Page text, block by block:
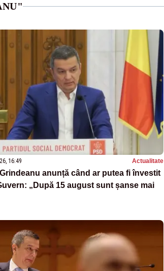
16:49 Actualitate
anunță când ar putea fi învestit
„După 15 august sunt șanse mai